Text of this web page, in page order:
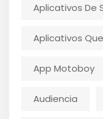
Aplicativos De
Aplicativos
App Motoboy
Audiencia